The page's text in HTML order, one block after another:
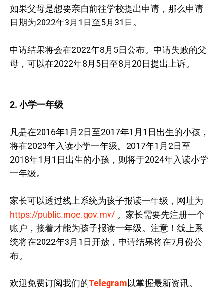
如果父母是想要亲自前往学校提出申请，那么申请
日期为2022年3月1日至5月31日。
申请结果将会在2022年8月5日公布。申请失败的父
母，可以在2022年8月5日至8月20日提出上诉。
2. 小学一年级
凡是在2016年1月2日至2017年1月1日出生的小孩，
将在2023年入读小学一年级。2017年1月2日至
2018年1月1日出生的小孩，则将于2024年入读小学
一年级。
家长可以透过线上系统为孩子报读一年级，网址为
https://public.moe.gov.my/ 。家长需要先注册一个
账户，接着才能为孩子报读一年级。注意！线上系
统将在2022年3月1日开放，申请结果将在7月份公
布。
欢迎免费订阅我们的Telegram以掌握最新资讯。